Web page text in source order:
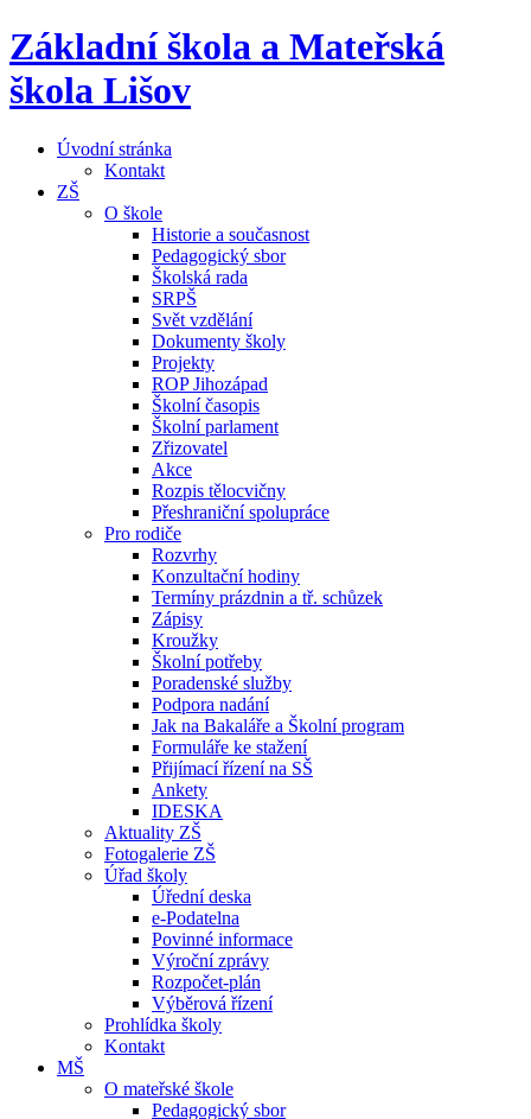
Základní škola a Mateřská
škola Lišov
Úvodní stránka
Kontakt
ZŠ
O škole
Historie a současnost
Pedagogický sbor
Školská rada
SRPŠ
Svět vzdělání
Dokumenty školy
Projekty
ROP Jihozápad
Školní časopis
Školní parlament
Zřizovatel
Akce
Rozpis tělocvičny
Přeshraniční spolupráce
Pro rodiče
Rozvrhy
Konzultační hodiny
Termíny prázdnin a tř. schůzek
Zápisy
Kroužky
Školní potřeby
Poradenské služby
Podpora nadání
Jak na Bakaláře a Školní program
Formuláře ke stažení
Přijímací řízení na SŠ
Ankety
IDESKA
Aktuality ZŠ
Fotogalerie ZŠ
Úřad školy
Úřední deska
e-Podatelna
Povinné informace
Výroční zprávy
Rozpočet-plán
Výběrová řízení
Prohlídka školy
Kontakt
MŠ
O mateřské škole
Pedagogický sbor